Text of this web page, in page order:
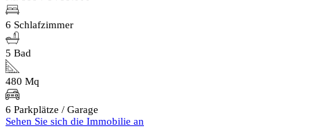
6 Schlafzimmer
5 Bad
480 Mq
6 Parkplätze / Garage
Sehen Sie sich die Immobilie an